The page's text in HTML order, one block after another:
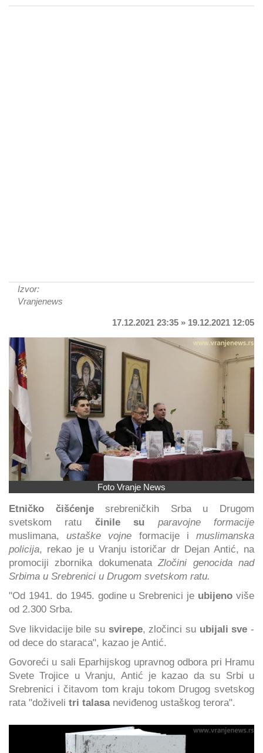
Izvor:
Vranjenews
17.12.2021 23:35 » 19.12.2021 12:05
Foto Vranje News
Etničko čišćenjesrebreničkih Srba u Drugom
svetskom ratu činile su
paravojne formacije
muslimana,ustaške vojne formacije imuslimanska
policija, rekao je u Vranju istoričar dr Dejan Antić, na
promociji zbornika dokumenataZločini genocida nad
Srbima u Srebrenici u Drugom svetskom ratu.
"Od 1941. do 1945. godine u Srebrenici je ubijeno više
od 2.300 Srba.
Sve likvidacije bile su svirepe, zločinci su ubijali sve -
od dece do staraca", kazao je Antić.
Govoreći u sali Eparhijskog upravnog odbora pri Hramu
Svete Trojice u Vranju, Antić je kazao da su Srbi u
Srebrenici i čitavom tom kraju tokom Drugog svetskog
rata "doživeli tri talasaneviđenog ustaškog terora".